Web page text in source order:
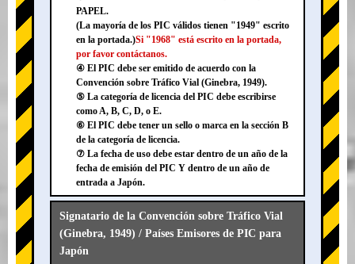
PAPEL.
(La mayoría de los PIC válidos tienen "1949" escrito
en la portada.)Si "1968" está escrito en la portada,
por favor contáctanos.
④ El PIC debe ser emitido de acuerdo con la
Convención sobre Tráfico Vial (Ginebra, 1949).
⑤ La categoría de licencia del PIC debe escribirse
como A, B, C, D, o E.
⑥ El PIC debe tener un sello o marca en la sección B
de la categoría de licencia.
⑦ La fecha de uso debe estar dentro de un año de la
fecha de emisión del PIC Y dentro de un año de
entrada a Japón.
Signatario de la Convención sobre Tráfico Vial
(Ginebra, 1949) / Países Emisores de PIC para
Japón